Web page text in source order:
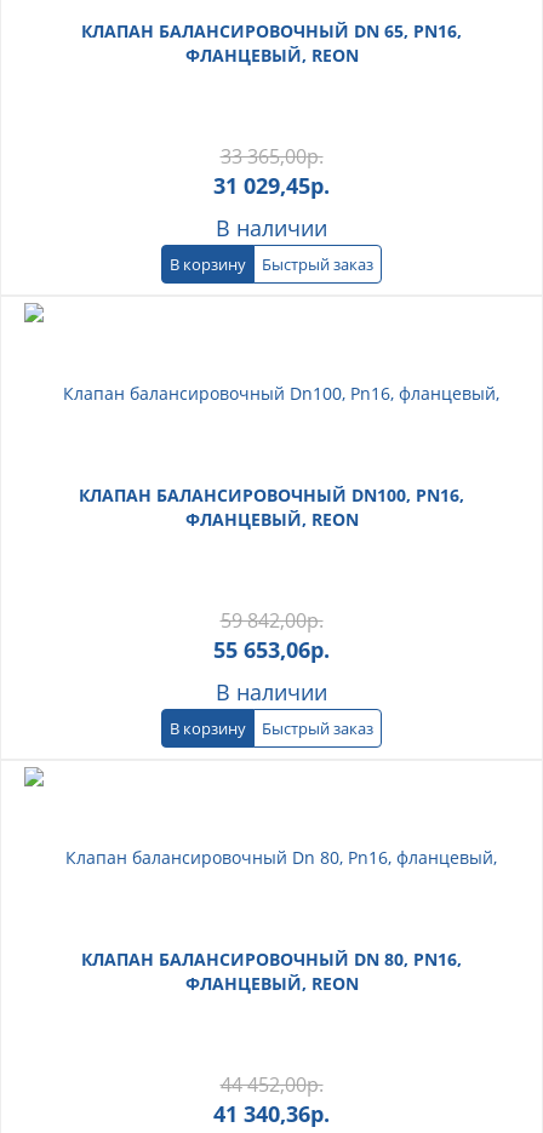
КЛАПАН БАЛАНСИРОВОЧНЫЙ DN 65, PN16,
ФЛАНЦЕВЫЙ, REON
33 365,00р.
31 029,45р.
В наличии
В корзину Быстрый заказ
КЛАПАН БАЛАНСИРОВОЧНЫЙ DN100, PN16,
ФЛАНЦЕВЫЙ, REON
59 842,00р.
55 653,06р.
В наличии
В корзину Быстрый заказ
КЛАПАН БАЛАНСИРОВОЧНЫЙ DN 80, PN16,
ФЛАНЦЕВЫЙ, REON
44 452,00р.
41 340,36р.